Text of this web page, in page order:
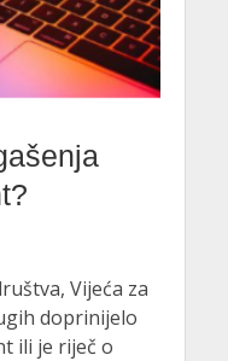
Vijeća za
doprinijelo
ili je riječ o